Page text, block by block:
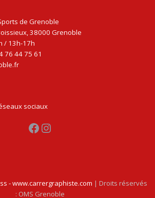
de Grenoble
38000 Grenoble
/ 13h-17h
76 44 75 61
sociaux
Facebook Instagram
- www.carrergraphiste.com | Droits réservés
: OMS Grenoble